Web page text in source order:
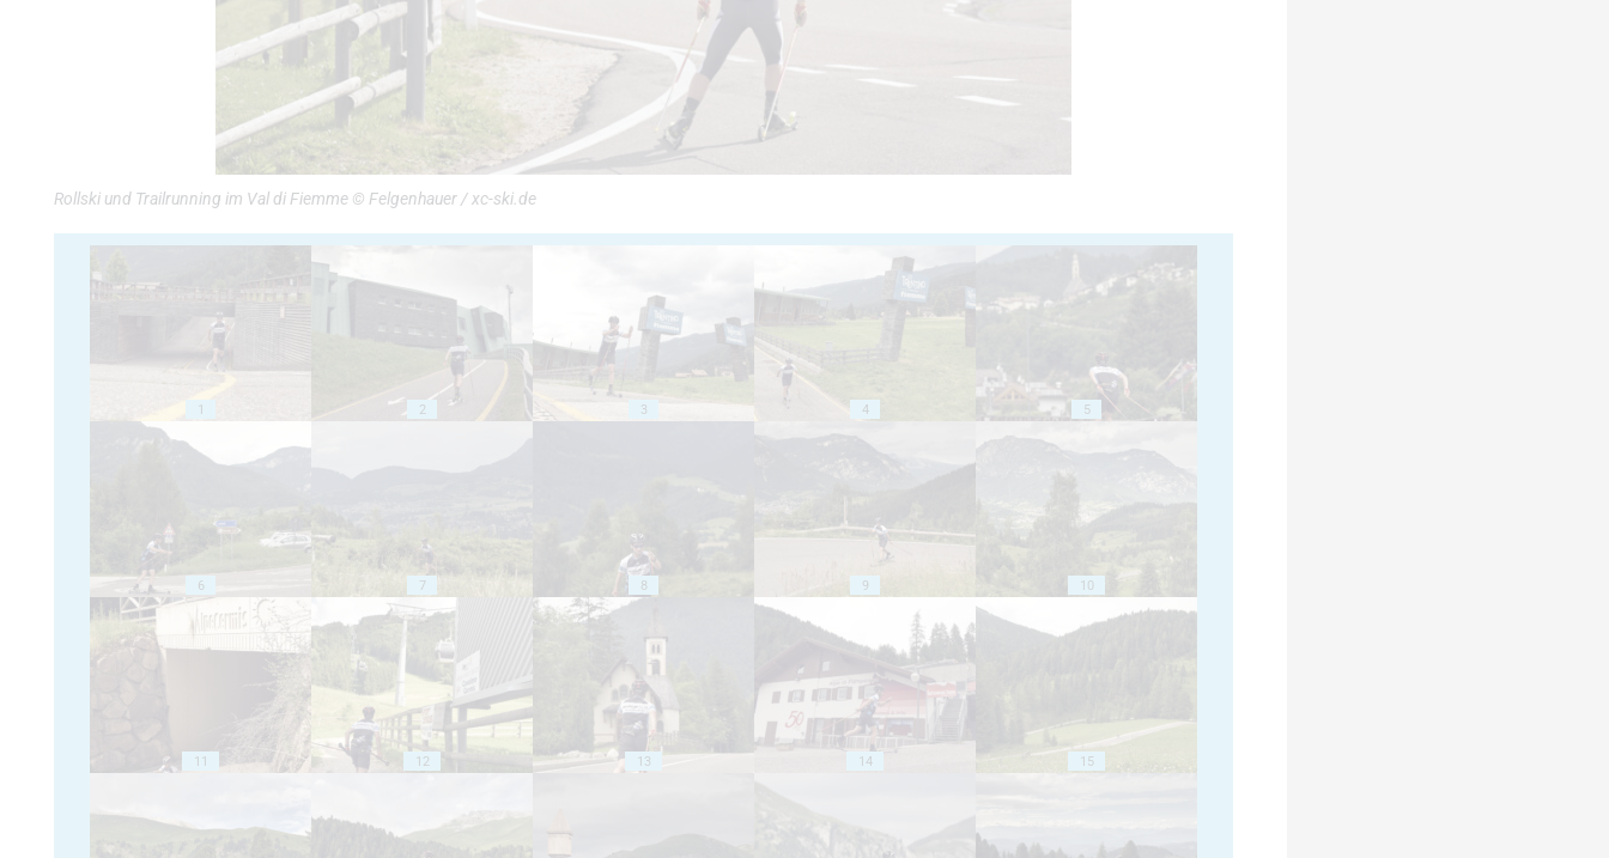
Rollski und Trailrunning im Val di Fiemme © Felgenhauer / xc-ski.de
1 2 3 4 5
6 7 8 9 10
11 12 13 14 15